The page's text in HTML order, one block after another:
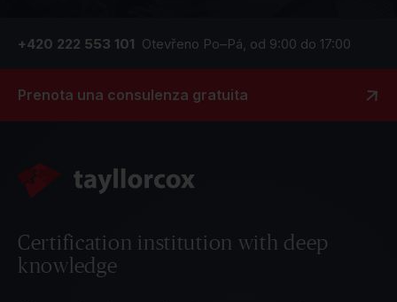
+420 222 553 101 Otevřeno Po–Pá, od 9:00 do 17:00
Prenota una consulenza gratuita
Certification institution with deep
knowledge